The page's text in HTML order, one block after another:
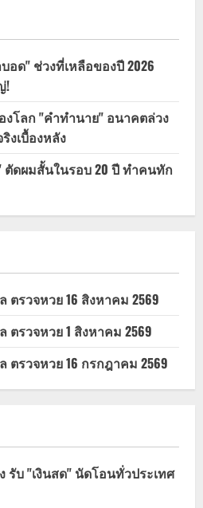
อด" ช่วงที่เหลือของปี 2026
!
งโลก "คำทำนาย" อนาคตล่วง
งเบื้องหลัง
ดผมสั้นในรอบ 20 ปี ทำคนทัก
ตรวจหวย 16 สิงหาคม 2569
ตรวจหวย 1 สิงหาคม 2569
ตรวจหวย 16 กรกฎาคม 2569
รับ "เงินสด" นัดโอนทั่วประเทศ